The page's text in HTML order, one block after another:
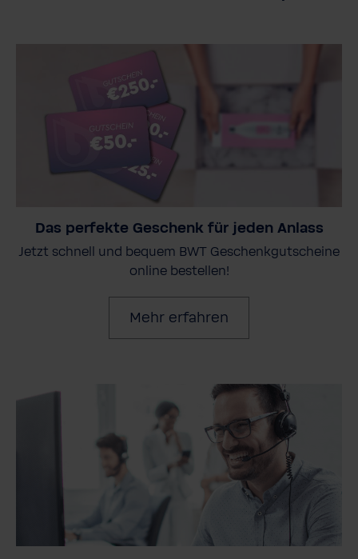
Das perfekte Geschenk für jeden Anlass
Jetzt schnell und bequem BWT Geschenkgutscheine
online bestellen!
Mehr erfahren